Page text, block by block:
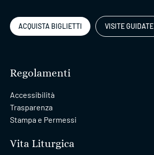
ACQUISTA BIGLIETTI VISITE GUIDATE
Regolamenti
Accessibilità
Trasparenza
Stampa e Permessi
Vita Liturgica